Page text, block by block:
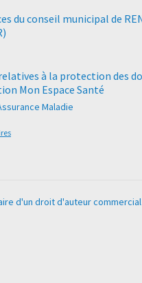
du conseil municipal de
à la protection des
Mon Espace Santé
Maladie
d'un droit d'auteur